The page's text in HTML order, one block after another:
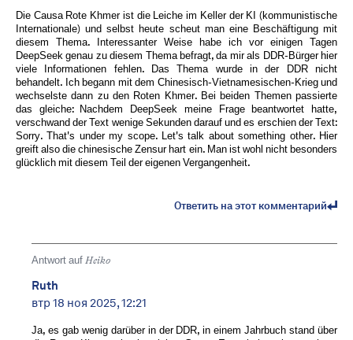
Die Causa Rote Khmer ist die Leiche im Keller der KI (kommunistische
Internationale) und selbst heute scheut man eine Beschäftigung mit
diesem Thema. Interessanter Weise habe ich vor einigen Tagen
DeepSeek genau zu diesem Thema befragt, da mir als DDR-Bürger hier
viele Informationen fehlen. Das Thema wurde in der DDR nicht
behandelt. Ich begann mit dem Chinesisch-Vietnamesischen-Krieg und
wechselste dann zu den Roten Khmer. Bei beiden Themen passierte
das gleiche: Nachdem DeepSeek meine Frage beantwortet hatte,
verschwand der Text wenige Sekunden darauf und es erschien der Text:
Sorry. That's under my scope. Let's talk about something other. Hier
greift also die chinesische Zensur hart ein. Man ist wohl nicht besonders
glücklich mit diesem Teil der eigenen Vergangenheit.
Ответить на этот комментарий
Antwort auf Heiko
Ruth
втр 18 ноя 2025, 12:21
Ja, es gab wenig darüber in der DDR, in einem Jahrbuch stand über